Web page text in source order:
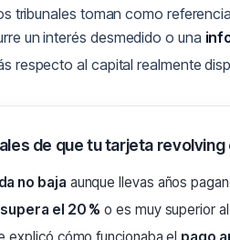
tribunales toman como
un interés desmedido o una
respecto al capital realmente
de que tu tarjeta revolving
no baja aunque llevas años
supera el 20 % o es muy superior